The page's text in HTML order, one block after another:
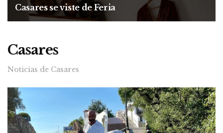
Casares se viste de Feria
Casares
Noticias de Casares